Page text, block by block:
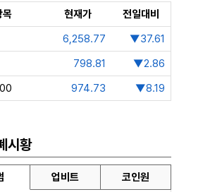
목 현재가
전일대비
6,258.77
▼37.61
798.81
▼2.86
974.73 ▼8.19
시황
업비트 코인원